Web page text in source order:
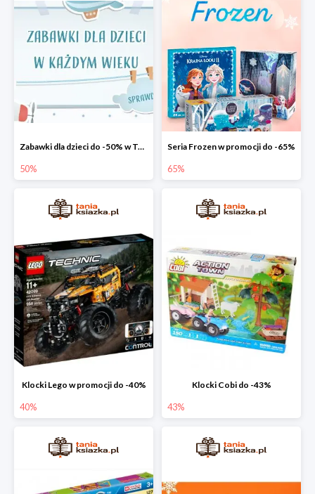
Zabawki dla dzieci do -50% w Taniej Książce
50%
Seria Frozen w promocji do -65%
65%
Klocki Lego w promocji do -40%
40%
Klocki Cobi do -43%
43%